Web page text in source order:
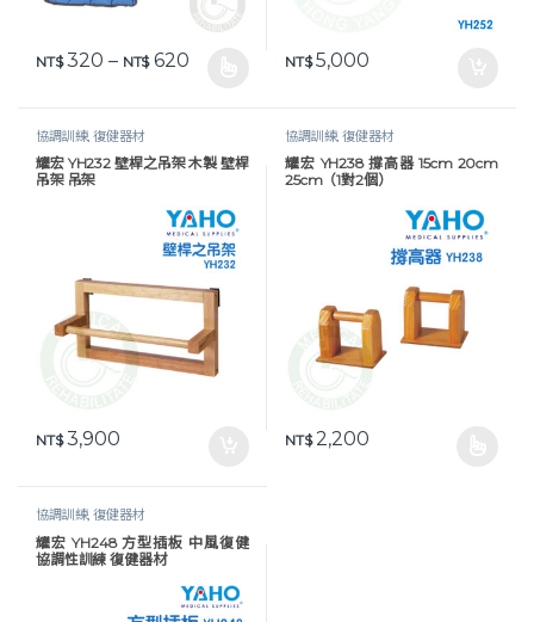
NT$320 – NT$620價格範圍：NT$ 320 到 NT$ 620
NT$5,000
協調訓練,復健器材
耀宏 YH232 壁桿之吊架 木製 壁桿
吊架 吊架
NT$3,900
協調訓練,復健器材
耀宏 YH238 撐高器 15cm 20cm
25cm（1對2個）
NT$2,200
協調訓練,復健器材
耀宏 YH248 方型插板 中風復健
協調性訓練 復健器材